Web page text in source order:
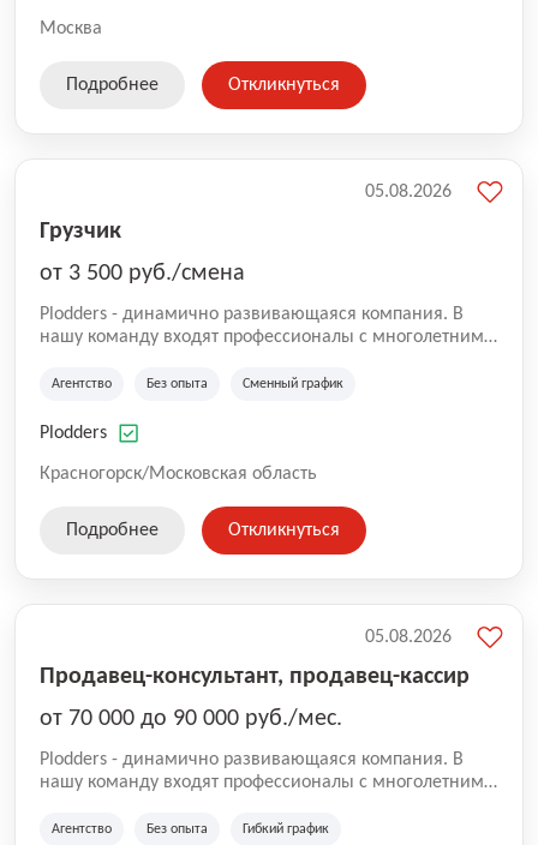
Москва
Подробнее Откликнуться
Грузчик
от 3 500 руб./смена
Plodders - динамично развивающаяся компания. В
нашу команду входят профессионалы с многолетним
на рынке аутсорсинга, а накопленный опыт позволяют
оказываемых услуг.
Агентство Без опыта Сменный график
Plodders
Красногорск/Московская область
05.08.2026
Подробнее Откликнуться
Продавец-консультант, продавец-кассир
от 70 000 до 90 000 руб./мес.
Plodders - динамично развивающаяся компания. В
нашу команду входят профессионалы с многолетним
на рынке аутсорсинга, а накопленный опыт позволяют
Агентство Без опыта Гибкий график
05.08.2026